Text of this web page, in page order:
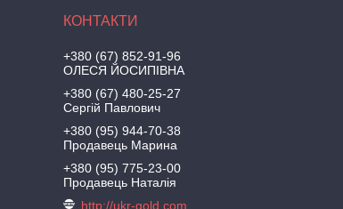
+380 (67) 852-91-96
ОЛЕСЯ ЙОСИПІВНА
+380 (67) 480-25-27
Сергій Павлович
+380 (95) 944-70-38
Продавець Марина
+380 (95) 775-23-00
Продавець Наталія
http://ukr-gold.com